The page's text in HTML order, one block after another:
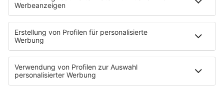
Zufall: Wenn ein Moment alles verändert
Küsten-Köppe mit Frank Bremser
Blaulicht. Der Helfer-Podcast
Neues von der Märchenküste
Störche-Schnack. Der Holstein Kiel-Podcast
Politik verstehen... Der R.SH-Podcast mit Carsten Kock!
Jahrhundertgeschichten